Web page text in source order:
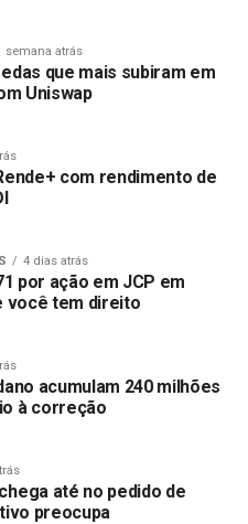
semana atrás
que mais subiram em
Uniswap
com rendimento de
4 dias atrás
por ação em JCP em
você tem direito
acumulam 240 milhões
à correção
até no pedido de
preocupa